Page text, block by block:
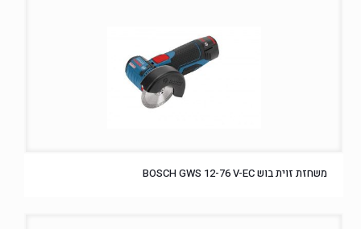
משחזת זוית בוש BOSCH GWS 12-76 V-EC